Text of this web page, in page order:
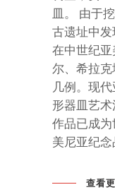
皿。 由于
古遗址中
在中世纪
尔、希拉
几例。现
形器皿艺
作品已成
美尼亚纪念
查看